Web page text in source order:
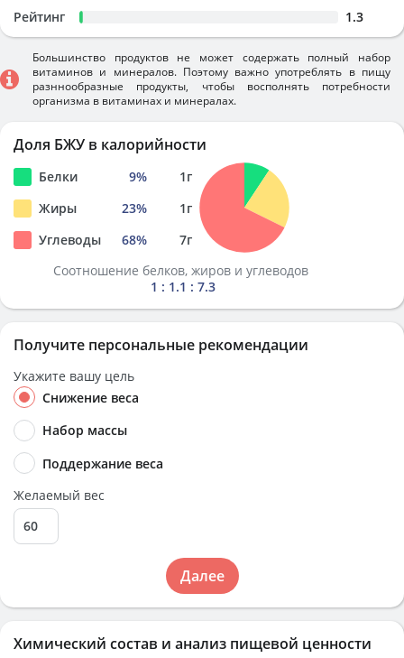
Химический состав и анализ пищевой ценности
Рейтинг 1.3
Большинство продуктов не может содержать полный набор
витаминов и минералов. Поэтому важно употреблять в пищу
разннообразные продукты, чтобы восполнять потребности
организма в витаминах и минералах.
Доля БЖУ в калорийности
Белки 9% 1г
Жиры
23% 1г
Углеводы
68% 7г
Соотношение белков, жиров и углеводов
1 : 1.1 : 7.3
Получите персональные рекомендации
Укажите вашу цель
Снижение веса
Набор массы
Поддержание веса
Желаемый вес
Далее